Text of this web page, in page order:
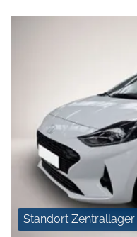
Standort Zentrallager